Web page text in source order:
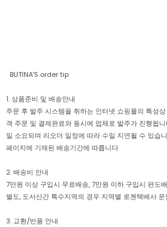
BUTINA'S order tip
1. 상품준비 및 배송안내
주문 후 발주 시스템을 취하는 인터넷 쇼핑몰의 특성
객 주문 및 결제완료와 동시에 업체로 발주가 진행됩
일 소요되며 리오더 일정에 따라 수일 지연될 수 있습
페이지에 기재된 배송기간에 따릅니다
2. 배송비 안내
7만원 이상 구입시 무료배송, 7만원 이하 구입시 편
별도, 도서산간 특수지역의 경우 지역별 로젠택배사
3. 교환/반품 안내